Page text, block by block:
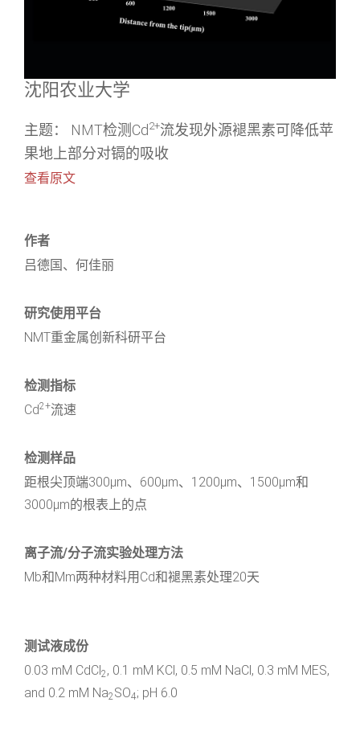
沈阳农业大学
主题： NMT检测Cd2+流发现外源褪黑素可降低苹
果地上部分对镉的吸收
查看原文
作者
吕德国、何佳丽
研究使用平台
NMT重金属创新科研平台
检测指标
Cd2+流速
检测样品
距根尖顶端300μm、600μm、1200μm、1500μm和
3000μm的根表上的点
离子流/分子流实验处理方法
Mb和Mm两种材料用Cd和褪黑素处理20天
测试液成份
0.03 mM CdCl2, 0.1 mM KCl, 0.5 mM NaCl, 0.3 mM MES,
and 0.2 mM Na2SO4; pH 6.0